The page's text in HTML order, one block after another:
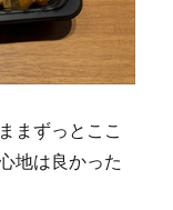
まずっとここ
地は良かった